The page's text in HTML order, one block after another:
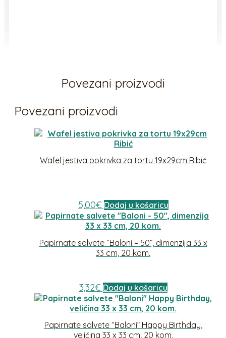
Povezani proizvodi
Povezani proizvodi
Wafel jestiva pokrivka za tortu 19x29cm Ribić
5,00€ Dodaj u košaricu
Papirnate salvete “Baloni – 50”, dimenzija 33 x
33 cm, 20 kom.
3,32€ Dodaj u košaricu
Papirnate salvete “Baloni” Happy Birthday,
veličina 33 x 33 cm, 20 kom.